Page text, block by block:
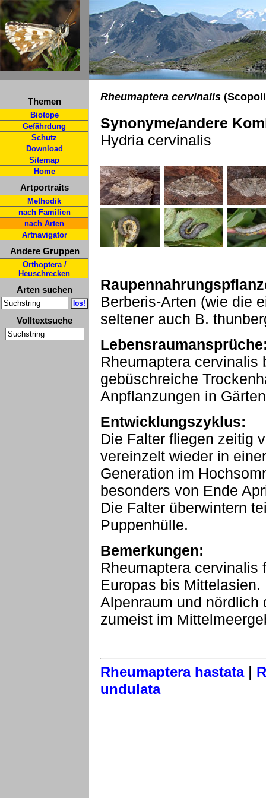
Themen
Biotope
Gefährdung
Schutz
Download
Sitemap
Home
Artportraits
Methodik
nach Familien
nach Arten
Artnavigator
Andere Gruppen
Orthoptera /
Heuschrecken
Arten suchen
Volltextsuche
Rheumaptera cervinalis
Synonyme/andere
Hydria cervinalis
Berberis-Arten (wie die
seltener auch B.
Rheumaptera cervinalis
gebüschreiche
Anpflanzungen in
Entwicklungszyklus:
Die Falter fliegen zeitig
vereinzelt wieder in
Generation im
besonders von Ende
Die Falter überwintern
Puppenhülle.
Bemerkungen:
Rheumaptera cervinalis
Europas bis
Alpenraum und nördlich
zumeist im
Rheumaptera hastata|
undulata